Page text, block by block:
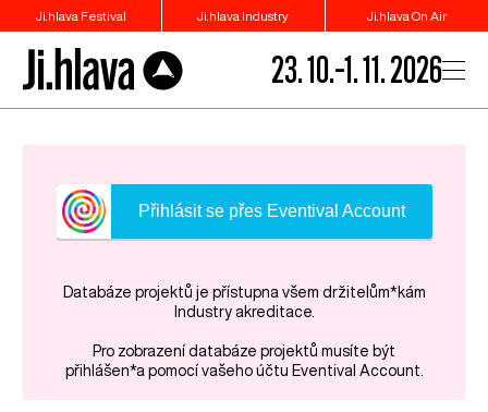
Ji.hlava Festival Ji.hlava Industry Ji.hlava On Air
23. 10.–1. 11. 2026
Přihlásit se přes Eventival Account
Databáze projektů je přístupna všem držitelům*kám
Industry akreditace.
Pro zobrazení databáze projektů musíte být
přihlášen*a pomocí vašeho účtu Eventival Account.